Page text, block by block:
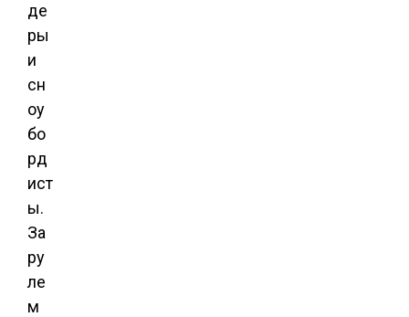
де
ры
и
сн
оу
бо
рд
ист
ы.
За
ру
ле
м